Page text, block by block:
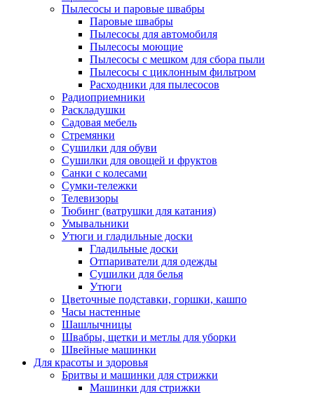
Пылесосы и паровые швабры
Паровые швабры
Пылесосы для автомобиля
Пылесосы моющие
Пылесосы с мешком для сбора пыли
Пылесосы с циклонным фильтром
Расходники для пылесосов
Радиоприемники
Раскладушки
Садовая мебель
Стремянки
Сушилки для обуви
Сушилки для овощей и фруктов
Санки с колесами
Сумки-тележки
Телевизоры
Тюбинг (ватрушки для катания)
Умывальники
Утюги и гладильные доски
Гладильные доски
Отпариватели для одежды
Сушилки для белья
Утюги
Цветочные подставки, горшки, кашпо
Часы настенные
Шашлычницы
Швабры, щетки и метлы для уборки
Швейные машинки
Для красоты и здоровья
Бритвы и машинки для стрижки
Машинки для стрижки